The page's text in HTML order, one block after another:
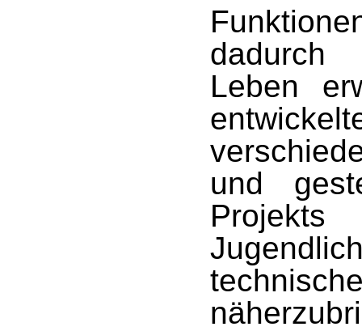
dadurch
Leben
und